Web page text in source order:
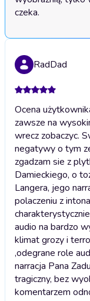
czeka.
RadDad
Ocena
zawsze na
wrecz zobaczyc.
negatywy o tym
zgadzam sie z
Damieckiego, o
Langera, jego
polaczeniu z
audio na bardzo
klimat grozy i
,odegrane role
narracja Pana
tragiczny, bez
komentarzem